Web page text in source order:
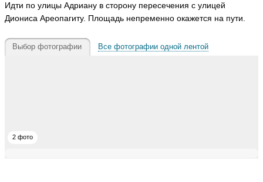
Идти по улицы Адриану в сторону пересечения с улицей
Диониса Ареопагиту. Площадь непременно окажется на пути.
Выбор фотографии Все фотографии одной лентой
2 фото